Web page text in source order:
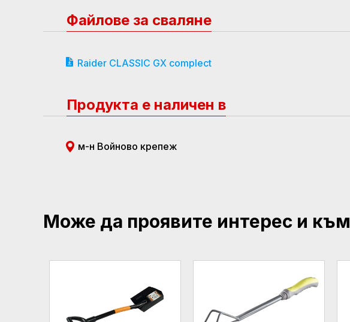
Файлове за сваляне
Raider CLASSIC GX complect
Продукта е наличен в
м-н Войново крепеж
Може да проявите интерес и към